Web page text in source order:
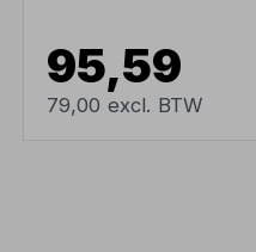
95,59
79,00 excl. BTW